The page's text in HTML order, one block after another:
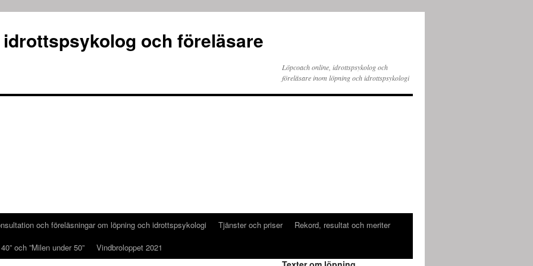
och föreläsare
Löpcoach online, idrottspsykolog och
föreläsare inom löpning och idrottspsykologi
och föreläsningar om löpning och idrottspsykologi Tjänster och priser
Rekord, resultat och meriter
och ”Milen under 50” Vindbroloppet 2021